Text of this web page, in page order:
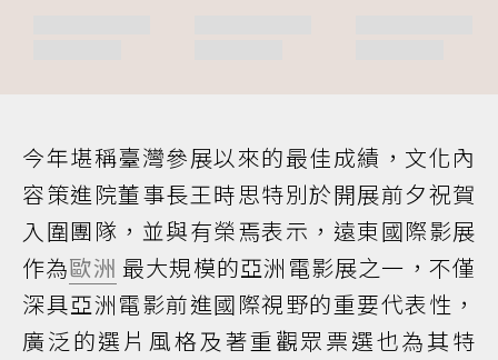
今年堪稱臺灣參展以來的最佳成績，文化內
容策進院董事長王時思特別於開展前夕祝賀
入圍團隊，並與有榮焉表示，遠東國際影展
作為歐洲 最大規模的亞洲電影展之一，不僅
深具亞洲電影前進國際視野的重要代表性，
廣泛的選片風格及著重觀眾票選也為其特